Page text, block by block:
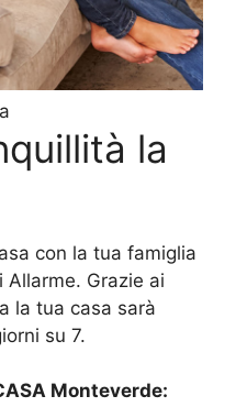
la
con la tua famiglia
Grazie ai
la tua casa sarà
su 7.
Monteverde: